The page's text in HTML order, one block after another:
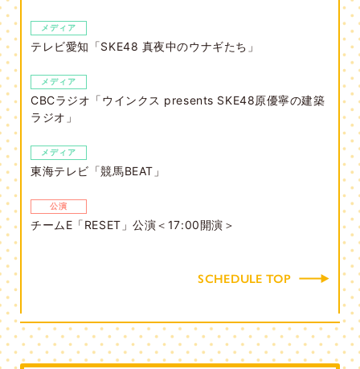
メディア
テレビ愛知「SKE48 真夜中のウナギたち」
メディア
CBCラジオ「ウインクス presents SKE48原優寧の建築
ラジオ」
メディア
東海テレビ「競馬BEAT」
公演
チームE「RESET」公演＜17:00開演＞
SCHEDULE TOP